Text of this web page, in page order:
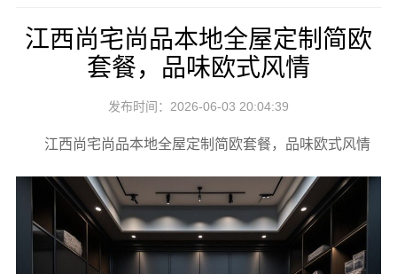
江西尚宅尚品本地全屋定制简欧
套餐，品味欧式风情
发布时间：2026-06-03 20:04:39
江西尚宅尚品本地全屋定制简欧套餐，品味欧式风情